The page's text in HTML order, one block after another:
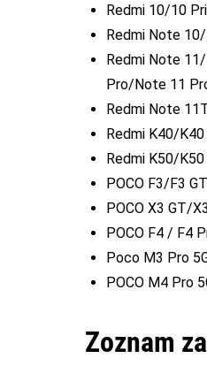
Redmi 10/10
Redmi Note
Redmi Note
Pro/Note 11
Redmi Note
Redmi K40/
Redmi K50/
POCO F3/F3
POCO X3 GT/
POCO F4 / F4
Poco M3 Pro
POCO M4 Pro
Zoznam